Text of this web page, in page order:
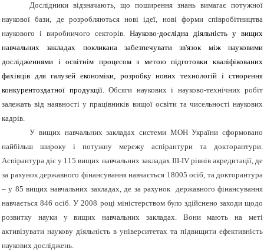
Дослідники відзначають, що поширення знань вимагає потужної
наукової бази, де розробляються нові ідеї, нові форми співробітництва
наукового і виробничого секторів. Науково-дослідна діяльність у вищих
навчальних закладах покликана забезпечувати зв'язок між науковими
дослідженнями і освітнім процесом з метою підготовки кваліфікованих
фахівців для галузей економіки, розробку нових технологій і створення
конкурентоздатної продукції. Обсяги наукових і науково-технічних робіт
залежать від наявності у працівників вищої освіти та чисельності наукових
кадрів.
У вищих навчальних закладах системи МОН України сформовано
найбільш широку і потужну мережу аспірантури та докторантури.
Аспірантура діє у 115 вищих навчальних закладах ІІІ-ІV рівнів акредитації, де
за рахунок державного фінансування навчається 18005 осіб, та докторантура
– у 85 вищих навчальних закладах, де за рахунок державного фінансування
навчається 846 осіб. У 2008 році міністерством було здійснено заходи щодо
розвитку науки у вищих навчальних закладах. Вони мають на меті
активізувати наукову діяльність в університетах та підвищити ефективність
наукових досліджень.